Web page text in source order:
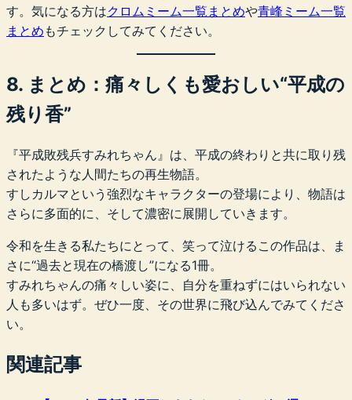
す。気になる方はクロムミーム一覧まとめや青峰ミーム一覧
まとめ もチェックしてみてください。
8. まとめ：痛々しくも愛おしい“平成の
残り香”
『平成敗残兵すみれちゃん』は、平成の終わりと共に取り残
されたような人間たちの再生物語。
すしカルマという強烈なキャラクターの登場により、物語は
さらに多面的に、そして濃密に展開していきます。
令和を生きる私たちにとって、笑って泣けるこの作品は、ま
さに“過去と現在の橋渡し”になる1冊。
すみれちゃんの痛々しい姿に、自分を重ねずにはいられない
人も多いはず。ぜひ一度、その世界に飛び込んでみてくださ
い。
関連記事